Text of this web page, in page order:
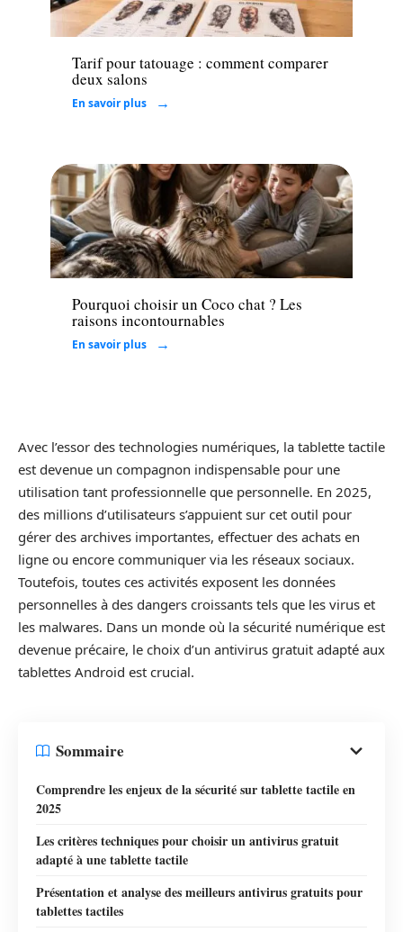
Santé
Tarif pour tatouage : comment comparer
deux salons
En savoir plus
Loisirs
Pourquoi choisir un Coco chat ? Les
raisons incontournables
En savoir plus
Avec l’essor des technologies numériques, la tablette tactile
est devenue un compagnon indispensable pour une
utilisation tant professionnelle que personnelle. En 2025,
des millions d’utilisateurs s’appuient sur cet outil pour
gérer des archives importantes, effectuer des achats en
ligne ou encore communiquer via les réseaux sociaux.
Toutefois, toutes ces activités exposent les données
personnelles à des dangers croissants tels que les virus et
les malwares. Dans un monde où la sécurité numérique est
devenue précaire, le choix d’un antivirus gratuit adapté aux
tablettes Android est crucial.
Sommaire
Comprendre les enjeux de la sécurité sur tablette tactile en
2025
Les critères techniques pour choisir un antivirus gratuit
adapté à une tablette tactile
Présentation et analyse des meilleurs antivirus gratuits pour
tablettes tactiles